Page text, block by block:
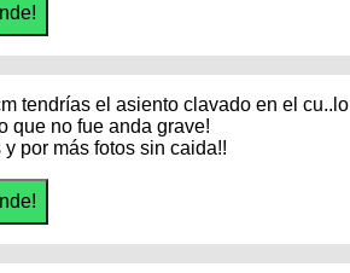
tendrías el asiento clavado en el cu..lo
que no fue anda grave!
y por más fotos sin caida!!